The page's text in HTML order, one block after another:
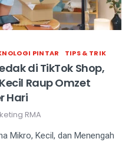
PINTAR TIPS & TRIK
di TikTok Shop,
Raup Omzet
Hari
RMA
Mikro, Kecil, dan Menengah